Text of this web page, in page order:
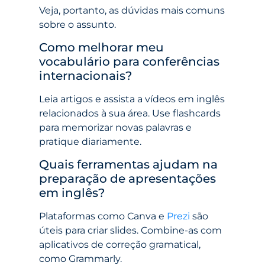
Veja, portanto, as dúvidas mais comuns
sobre o assunto.
Como melhorar meu
vocabulário para conferências
internacionais?
Leia artigos e assista a vídeos em inglês
relacionados à sua área. Use flashcards
para memorizar novas palavras e
pratique diariamente.
Quais ferramentas ajudam na
preparação de apresentações
em inglês?
Plataformas como Canva e Prezi são
úteis para criar slides. Combine-as com
aplicativos de correção gramatical,
como Grammarly.